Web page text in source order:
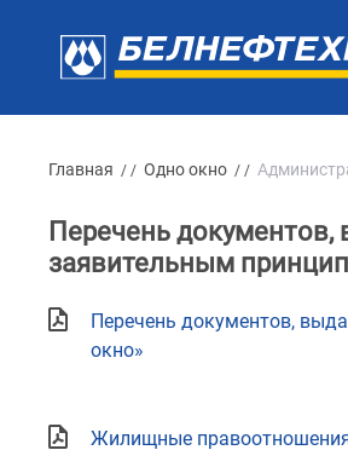
Главная / / Одно окно / /
Перечень
заявительным
Перечень документов,
окно»
Жилищные